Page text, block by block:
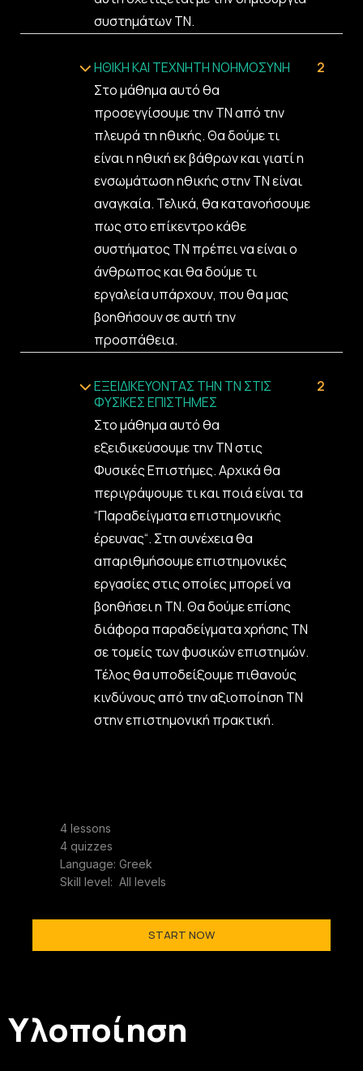
συστημάτων ΤΝ.
ΗΘΙΚΗ ΚΑΙ ΤΕΧΝΗΤΗ ΝΟΗΜΟΣΥΝΗ
Στο μάθημα αυτό θα
προσεγγίσουμε την ΤΝ από την
πλευρά τη ηθικής. Θα δούμε τι
είναι η ηθική εκ βάθρων και γιατί η
ενσωμάτωση ηθικής στην ΤΝ είναι
αναγκαία. Τελικά, θα κατανοήσουμε
πως στο επίκεντρο κάθε
συστήματος ΤΝ πρέπει να είναι ο
άνθρωπος και θα δούμε τι
εργαλεία υπάρχουν, που θα μας
βοηθήσουν σε αυτή την
προσπάθεια.
2
ΕΞΕΙΔΙΚΕΥΟΝΤΑΣ ΤΗΝ ΤΝ ΣΤΙΣ
ΦΥΣΙΚΕΣ ΕΠΙΣΤΗΜΕΣ
Στο μάθημα αυτό θα
εξειδικεύσουμε την ΤΝ στις
Φυσικές Επιστήμες. Αρχικά θα
περιγράψουμε τι και ποιά είναι τα
“Παραδείγματα επιστημονικής
έρευνας“. Στη συνέχεια θα
απαριθμήσουμε επιστημονικές
εργασίες στις οποίες μπορεί να
βοηθήσει η ΤΝ. Θα δούμε επίσης
διάφορα παραδείγματα χρήσης ΤΝ
σε τομείς των φυσικών επιστημών.
Τέλος θα υποδείξουμε πιθανούς
κινδύνους από την αξιοποίηση ΤΝ
στην επιστημονική πρακτική.
2
4 lessons
4 quizzes
Language: Greek
Skill level: All levels
START NOW
Υλοποίηση